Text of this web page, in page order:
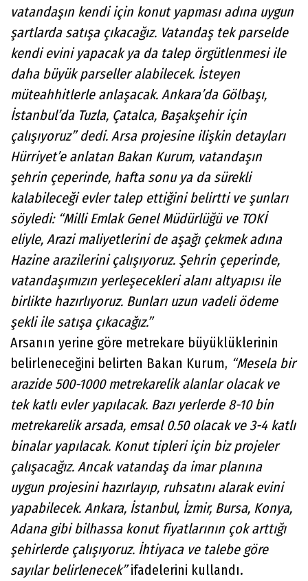
vatandaşın kendi için konut yapması adına uygun
şartlarda satışa çıkacağız. Vatandaş tek parselde
kendi evini yapacak ya da talep örgütlenmesi ile
daha büyük parseller alabilecek. İsteyen
müteahhitlerle anlaşacak. Ankara’da Gölbaşı,
İstanbul’da Tuzla, Çatalca, Başakşehir için
çalışıyoruz” dedi. Arsa projesine ilişkin detayları
Hürriyet’e anlatan Bakan Kurum, vatandaşın
şehrin çeperinde, hafta sonu ya da sürekli
kalabileceği evler talep ettiğini belirtti ve şunları
söyledi: “Milli Emlak Genel Müdürlüğü ve TOKİ
eliyle, Arazi maliyetlerini de aşağı çekmek adına
Hazine arazilerini çalışıyoruz. Şehrin çeperinde,
vatandaşımızın yerleşecekleri alanı altyapısı ile
birlikte hazırlıyoruz. Bunları uzun vadeli ödeme
şekli ile satışa çıkacağız.”
Arsanın yerine göre metrekare büyüklüklerinin
belirleneceğini belirten Bakan Kurum, “Mesela bir
arazide 500-1000 metrekarelik alanlar olacak ve
tek katlı evler yapılacak. Bazı yerlerde 8-10 bin
metrekarelik arsada, emsal 0.50 olacak ve 3-4 katlı
binalar yapılacak. Konut tipleri için biz projeler
çalışacağız. Ancak vatandaş da imar planına
uygun projesini hazırlayıp, ruhsatını alarak evini
yapabilecek. Ankara, İstanbul, İzmir, Bursa, Konya,
Adana gibi bilhassa konut fiyatlarının çok arttığı
şehirlerde çalışıyoruz. İhtiyaca ve talebe göre
sayılar belirlenecek”ifadelerini kullandı.